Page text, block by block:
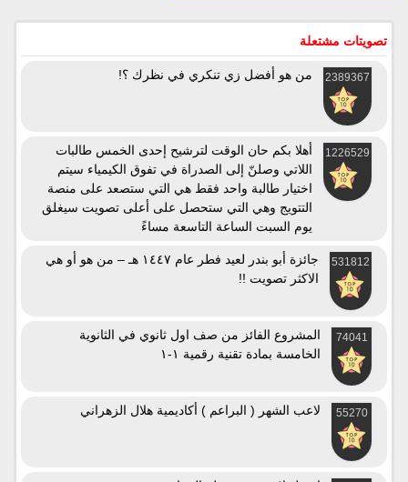
تصويتات مشتعلة
2389367 من هو أفضل زي تنكري في نظرك ؟!
1226529
أهلا بكم حان الوقت لترشيح إحدى الخمس طالبات
اللاتي وصلنّ إلى الصدراة في تفوق الكيمياء سيتم
اختيار طالبة واحد فقط هي التي ستصعد على منصة
التتويج وهي التي ستحصل على أعلى تصويت سيغلق
يوم السبت الساعة التاسعة مساءً
531812
جائزة أبو بندر لعيد فطر عام ١٤٤٧ هـ – من هو أو هي
الاكثر تصويت !!
74041
المشروع الفائز من صف اول ثانوي في الثانوية
الخامسة بمادة تقنية رقمية ١-١
55270 لاعب الشهر ( البراعم ) أكاديمية هلال الزهراني